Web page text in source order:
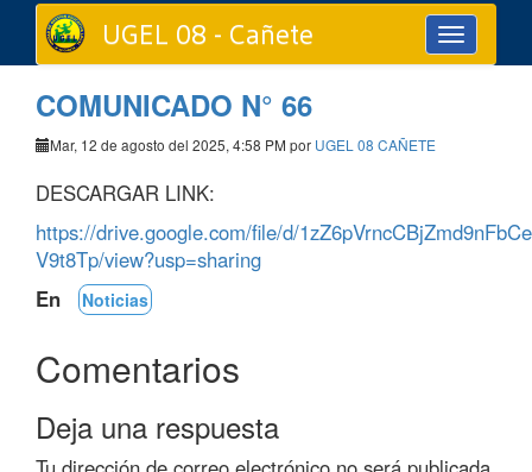
Toggle
navigation
UGEL 08 - Cañete
COMUNICADO N° 66
Mar, 12 de agosto del 2025, 4:58 PM por UGEL 08 CAÑETE
DESCARGAR LINK:
https://drive.google.com/file/d/
V9t8Tp/view?usp=sharing
En
Noticias
Comentarios
Deja una respuesta